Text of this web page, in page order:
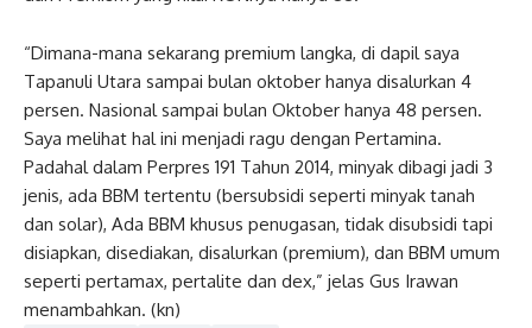
“Dimana-mana sekarang premium langka, di dapil saya
Tapanuli Utara sampai bulan oktober hanya disalurkan 4
persen. Nasional sampai bulan Oktober hanya 48 persen.
Saya melihat hal ini menjadi ragu dengan Pertamina.
Padahal dalam Perpres 191 Tahun 2014, minyak dibagi jadi 3
jenis, ada BBM tertentu (bersubsidi seperti minyak tanah
dan solar), Ada BBM khusus penugasan, tidak disubsidi tapi
disiapkan, disediakan, disalurkan (premium), dan BBM umum
seperti pertamax, pertalite dan dex,” jelas Gus Irawan
menambahkan. (kn)